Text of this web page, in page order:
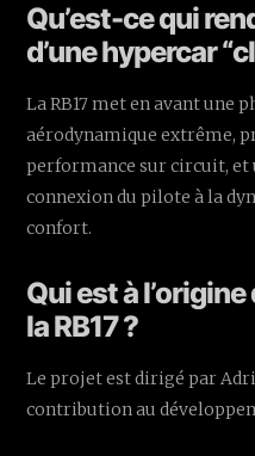
Qu’est-ce qui
d’une hypercar
La RB17 met en avant une
aérodynamique extrême,
performance sur circuit, et
connexion du pilote à la
confort.
Qui est à
la RB17 ?
Le projet est dirigé par
contribution au